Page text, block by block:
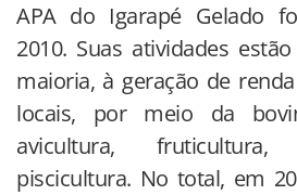
APA do Igarapé Gelado
2010. Suas atividades
maioria, à geração de
locais, por meio da
avicultura,
piscicultura. No total, em